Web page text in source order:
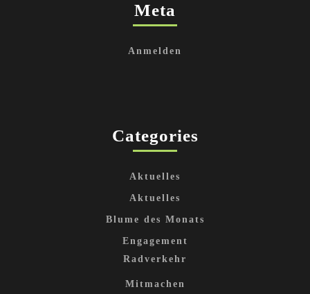
Meta
Anmelden
Categories
Aktuelles
Aktuelles
Blume des Monats
Engagement
Radverkehr
Mitmachen